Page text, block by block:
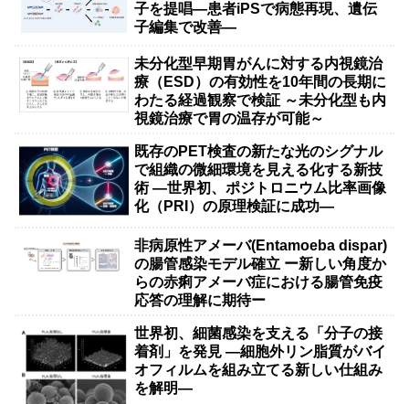
子を提唱―患者iPSで病態再現、遺伝
子編集で改善―
未分化型早期胃がんに対する内視鏡治
療（ESD）の有効性を10年間の長期に
わたる経過観察で検証 ～未分化型も内
視鏡治療で胃の温存が可能～
既存のPET検査の新たな光のシグナル
で組織の微細環境を見える化する新技
術 ―世界初、ポジトロニウム比率画像
化（PRI）の原理検証に成功―
非病原性アメーバ(Entamoeba dispar)
の腸管感染モデル確立 ー新しい角度か
らの赤痢アメーバ症における腸管免疫
応答の理解に期待ー
世界初、細菌感染を支える「分子の接
着剤」を発見 ―細胞外リン脂質がバイ
オフィルムを組み立てる新しい仕組み
を解明―